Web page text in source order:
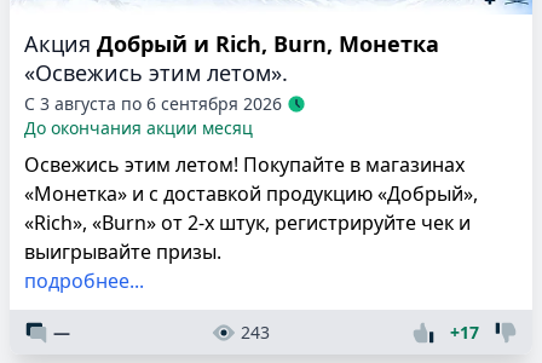
Акция Добрый и Rich, Burn, Монетка
«Освежись этим летом».
С 3 августа по 6 сентября 2026
До окончания акции месяц
Освежись этим летом! Покупайте в магазинах
«Монетка» и с доставкой продукцию «Добрый»,
«Rich», «Burn» от 2-х штук, регистрируйте чек и
выигрывайте призы.
подробнее...
— 243 +17